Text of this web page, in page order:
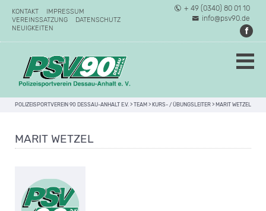
KONTAKT
IMPRESSUM
VEREINSSATZUNG
DATENSCHUTZ
NEUIGKEITEN
+ 49 (0340) 80 01 10
info@psv90.de
POLIZEISPORTVEREIN 90 DESSAU-ANHALT E.V. > TEAM > KURS- / ÜBUNGSLEITER > MARIT WETZEL
MARIT WETZEL